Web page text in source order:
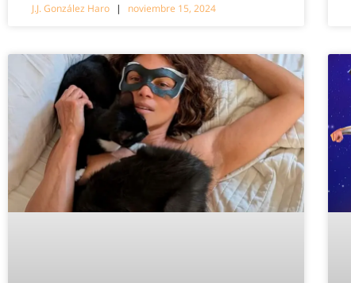
J.J. González Haro noviembre 15, 2024